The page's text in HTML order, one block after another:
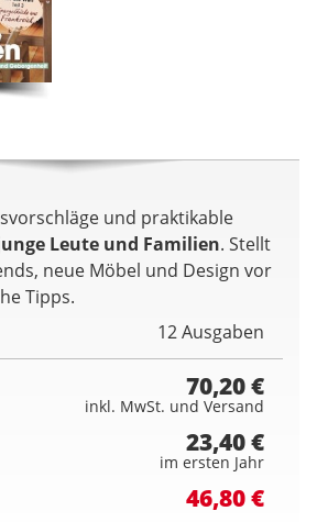
und praktikable
Leute und Familien. Stellt
neue Möbel und Design vor
Tipps.
12 Ausgaben
70,20 €
inkl. MwSt. und Versand
23,40 €
im ersten Jahr
46,80 €